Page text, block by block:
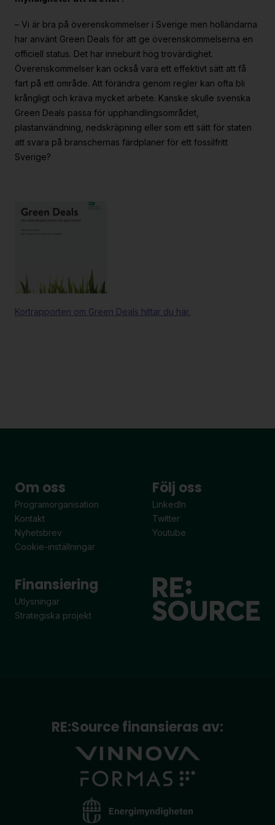
– Vi är bra på överenskommelser i Sverige men holländarna
har använt Green Deals för att ge överenskommelserna en
officiell status. Det har inneburit hög trovärdighet.
Överenskommelser kan också vara ett effektivt sätt att få
fart på ett område. Att förändra genom regler kan ofta bli
krångligt och kräva mycket arbete. Kanske skulle svenska
Green Deals passa för upphandlingsområdet,
plastanvändning, nedskräpning eller som ett sätt för staten
att svara på branschernas färdplaner för ett fossilfritt
Sverige?
Kortrapporten om Green Deals hittar du här.
Om oss
Programorganisation
Kontakt
Nyhetsbrev
Cookie-inställningar
Följ oss
LinkedIn
Twitter
Youtube
Finansiering
Utlysningar
Strategiska projekt
RE:Source finansieras av: